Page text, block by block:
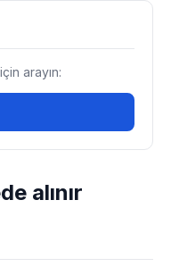
alınır
arayın: